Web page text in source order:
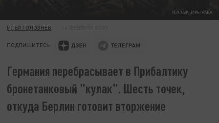
КОЛЛАЖ ЦАРЬГРАДА
ИЛЬЯ ГОЛОВНЁВ
ПОДПИШИТЕСЬ:
Германия перебрасывает в Прибалтику
бронетанковый "кулак". Шесть точек,
откуда Берлин готовит вторжение